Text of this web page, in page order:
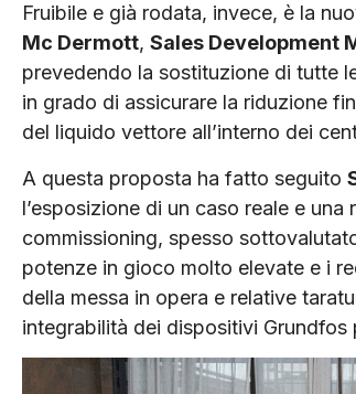
Fruibile e già rodata, invece, è la
Mc Dermott, Sales Development
prevedendo la sostituzione di tutte
in grado di assicurare la riduzione
del liquido vettore all’interno dei
A questa proposta ha fatto seguito
l’esposizione di un caso reale e
commissioning, spesso
potenze in gioco molto elevate e i
della messa in opera e relative
integrabilità dei dispositivi